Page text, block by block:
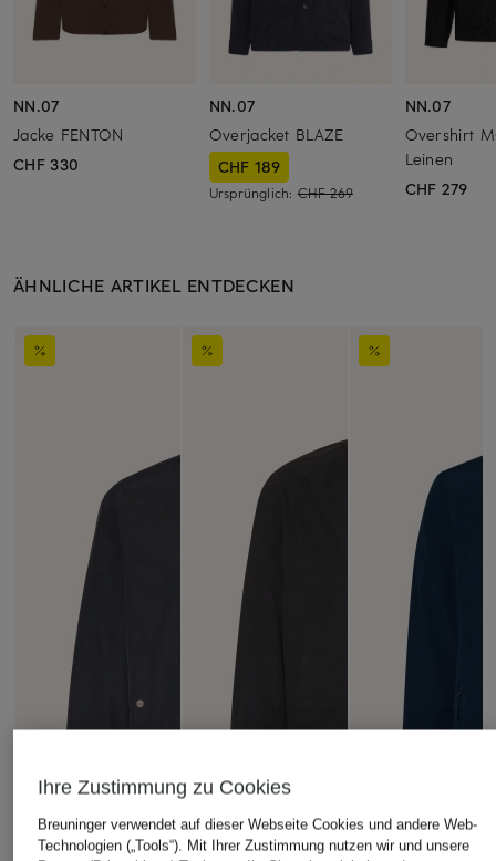
NN.07
Jacke FENTON
CHF 330
NN.07
Overjacket BLAZE
CHF 189
Ursprünglich:CHF 269
NN.07
Overshirt
Leinen
CHF 279
ÄHNLICHE ARTIKEL ENTDECKEN
Ihre Zustimmung zu Cookies
Breuninger verwendet auf dieser Webseite Cookies und andere Web-
Technologien („Tools“). Mit Ihrer Zustimmung nutzen wir und unsere